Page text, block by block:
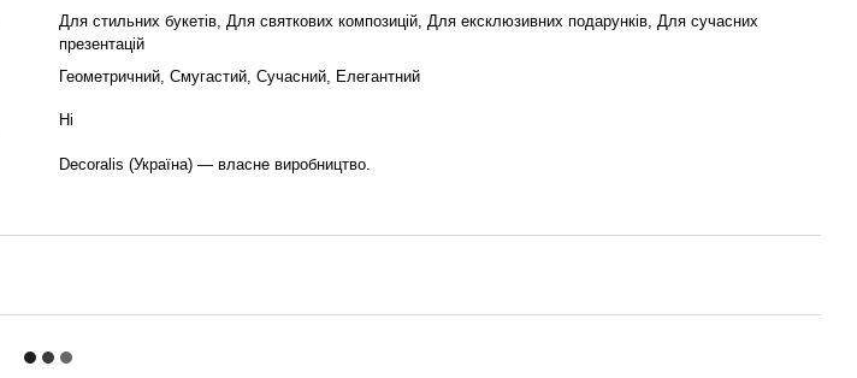
Для стильних букетів, Для святкових композицій, Для ексклюзивних подарунків, Для сучасних
презентацій
Геометричний, Смугастий, Сучасний, Елегантний
Ні
Decoralis (Україна) — власне виробництво.